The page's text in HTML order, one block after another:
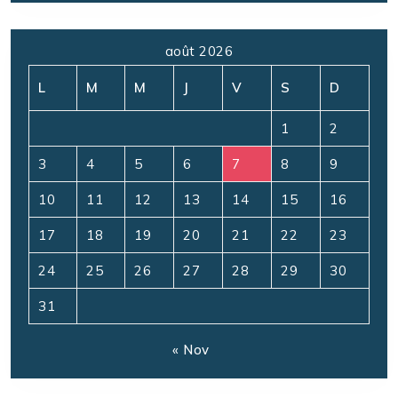
août 2026
L M M J V S D
1 2
3 4 5 6 7 8 9
10 11 12 13 14 15 16
17 18 19 20 21 22 23
24 25 26 27 28 29 30
31
« Nov